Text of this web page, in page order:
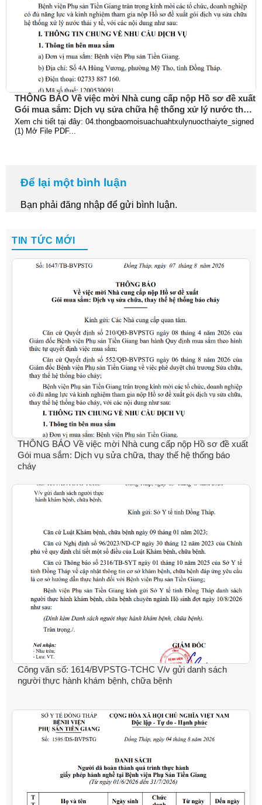
THÔNG BÁO Về việc mời Nhà cung cấp nộp Hồ sơ đề xuất
Gói mua sắm: Dịch vụ sửa chữa hệ thống xử lý nước thải
y tế
Xem chi tiết tại đây: 04.thongbaomoisuachuahtxulynuocthaiyte_signed
(1) Mở File PDF...
Để lại một bình luận
Bạn phải đăng nhậpđể gửi bình luận.
TIN TỨC MỚI
THÔNG BÁO Về việc mời Nhà cung cấp nộp Hồ sơ đề xuất
Gói mua sắm: Dịch vụ sửa chữa, thay thế hệ thống báo
cháy
Công văn số: 1614/BVPSTG-TCHC V/v gửi danh sách
người thực hành khám bệnh, chữa bệnh